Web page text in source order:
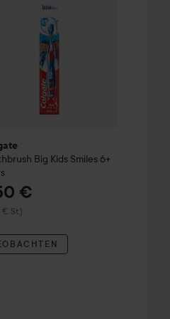
Big Kids Smiles 6+
€
€ St.)